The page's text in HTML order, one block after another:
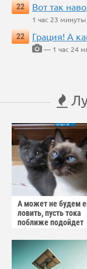
22
Вот так
1 час 23 минуты
22
Грация! А
— 1 час 24
А может не будем
ловить, пусть тока
поближе подойдет